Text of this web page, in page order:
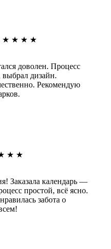
★ ★ ★ ★
доволен. Процесс
выбрал дизайн.
Рекомендую
★ ★
Заказала календарь —
простой, всё ясно.
забота о